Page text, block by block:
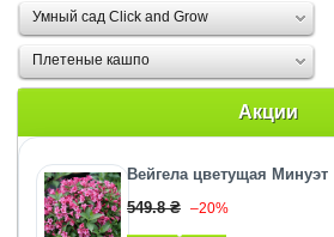
Умный сад Click and Grow
Плетеные кашпо
Акции
Вейгела цветущая Минуэт
549.8 ₴ –20%